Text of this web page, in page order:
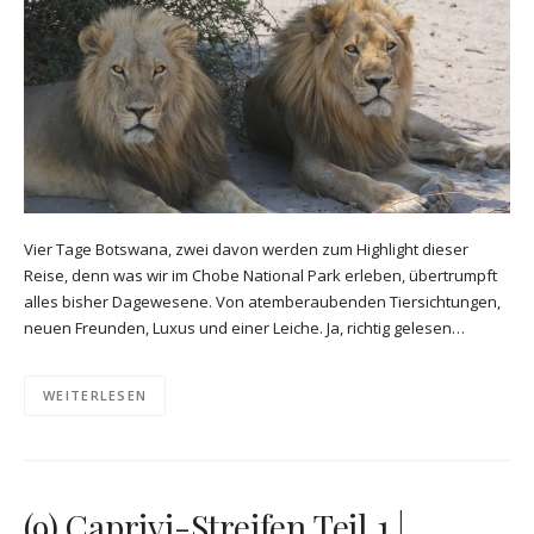
Vier Tage Botswana, zwei davon werden zum Highlight dieser
Reise, denn was wir im Chobe National Park erleben, übertrumpft
alles bisher Dagewesene. Von atemberaubenden Tiersichtungen,
neuen Freunden, Luxus und einer Leiche. Ja, richtig gelesen…
WEITERLESEN